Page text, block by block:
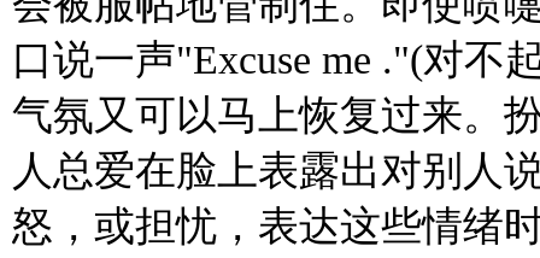
口说一声"Excuse me ."(对不
气氛又可以马上恢复过来。
人总爱在脸上表露出对别人
怒，或担忧，表达这些情绪